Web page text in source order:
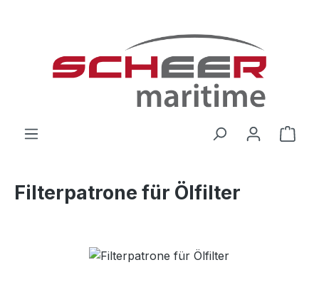
Filterpatrone für Ölfilter
Bildergalerie überspringen